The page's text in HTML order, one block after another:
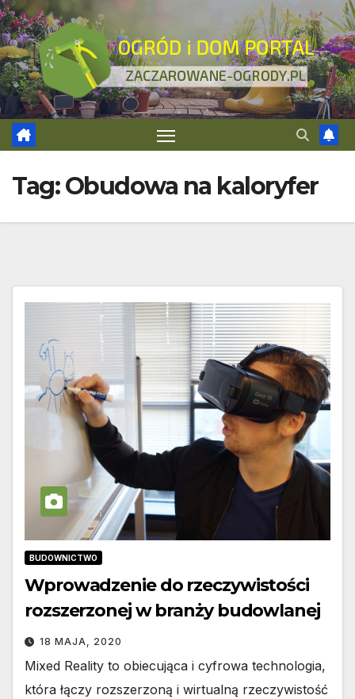
Skip
to
content
Tag:Obudowa na kaloryfer
BUDOWNICTWO
Wprowadzenie do rzeczywistości
rozszerzonej w branży budowlanej
18 MAJA, 2020
Mixed Reality to obiecująca i cyfrowa technologia,
która łączy rozszerzoną i wirtualną rzeczywistość